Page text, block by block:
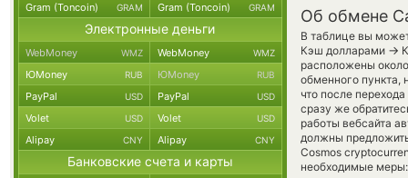
Об обмене
В таблице вы
Кэш долларами →
расположены
обменного пункта,
что после
сразу же
работы вебсайта
должны
Cosmos
необходимые
Gram (Toncoin) GRAM Gram (Toncoin) GRAM
Электронные деньги
WebMoney WMZ WebMoney WMZ
ЮMoney RUB ЮMoney RUB
PayPal USD PayPal USD
Volet USD Volet USD
Alipay CNY Alipay CNY
Банковские счета и карты